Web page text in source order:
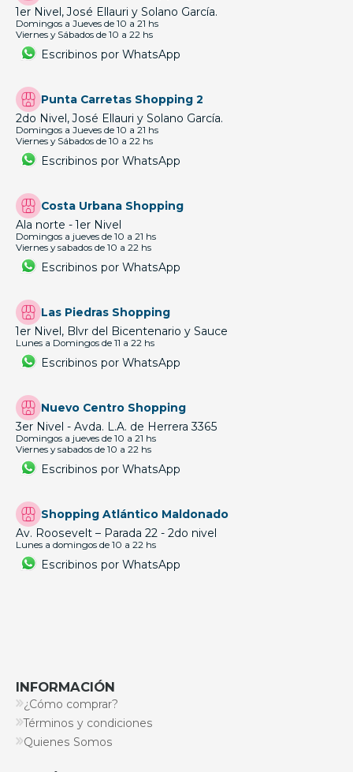
1er Nivel, José Ellauri y Solano García.
Domingos a Jueves de 10 a 21 hs
Viernes y Sábados de 10 a 22 hs
Escribinos por WhatsApp
Punta Carretas Shopping 2
2do Nivel, José Ellauri y Solano García.
Domingos a Jueves de 10 a 21 hs
Viernes y Sábados de 10 a 22 hs
Escribinos por WhatsApp
Costa Urbana Shopping
Ala norte - 1er Nivel
Domingos a jueves de 10 a 21 hs
Viernes y sabados de 10 a 22 hs
Escribinos por WhatsApp
Las Piedras Shopping
1er Nivel, Blvr del Bicentenario y Sauce
Lunes a Domingos de 11 a 22 hs
Escribinos por WhatsApp
Nuevo Centro Shopping
3er Nivel - Avda. L.A. de Herrera 3365
Domingos a jueves de 10 a 21 hs
Viernes y sabados de 10 a 22 hs
Escribinos por WhatsApp
Shopping Atlántico Maldonado
Av. Roosevelt – Parada 22 - 2do nivel
Lunes a domingos de 10 a 22 hs
Escribinos por WhatsApp
INFORMACIÓN
¿Cómo comprar?
Términos y condiciones
Quienes Somos